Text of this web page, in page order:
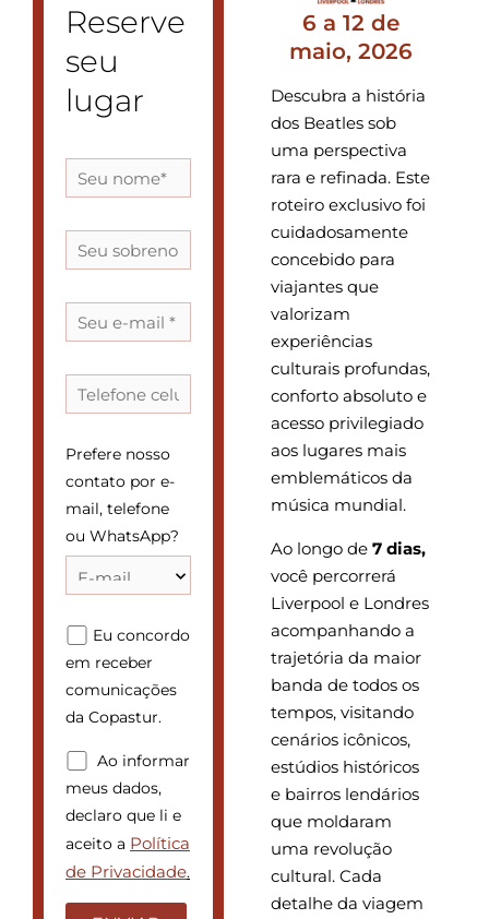
6 a 12 de
maio, 2026
Descubra a história
dos Beatles sob
uma perspectiva
rara e refinada. Este
roteiro exclusivo foi
cuidadosamente
concebido para
viajantes que
valorizam
experiências
culturais profundas,
conforto absoluto e
acesso privilegiado
aos lugares mais
emblemáticos da
música mundial.
Ao longo de7 dias,
você percorrerá
Liverpool e Londres
acompanhando a
trajetória da maior
banda de todos os
tempos, visitando
cenários icônicos,
estúdios históricos
e bairros lendários
que moldaram
uma revolução
cultural. Cada
detalhe da viagem
Reserve
seu
lugar
Prefere nosso
contato por e-
mail, telefone
ou WhatsApp?
Eu concordo
em receber
comunicações
da Copastur.
Ao informar
meus dados,
declaro que li e
aceito a Política
de Privacidade.